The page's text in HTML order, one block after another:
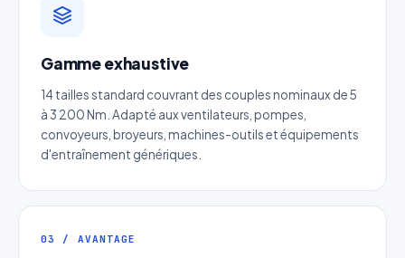
Gamme exhaustive
14 tailles standard couvrant des couples nominaux de 5
à 3 200 Nm. Adapté aux ventilateurs, pompes,
convoyeurs, broyeurs, machines-outils et équipements
d'entraînement génériques.
03 / AVANTAGE
Réponse sous 24h — Sans engagement
Nom complet*